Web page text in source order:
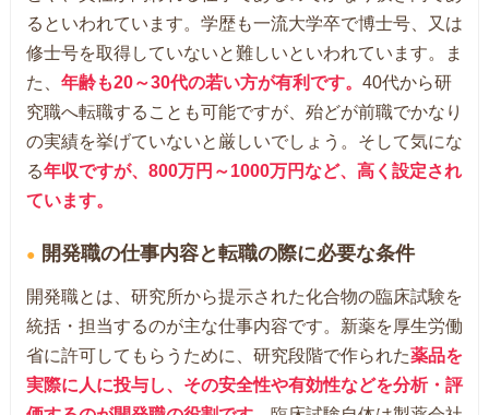
るといわれています。学歴も一流大学卒で博士号、又は
修士号を取得していないと難しいといわれています。ま
た、 年齢も20～30代の若い方が有利です。 40代から研
究職へ転職することも可能ですが、殆どが前職でかなり
の実績を挙げていないと厳しいでしょう。そして気にな
る年収ですが、800万円～1000万円など、高く設定され
ています。
開発職の仕事内容と転職の際に必要な条件
開発職とは、研究所から提示された化合物の臨床試験を
統括・担当するのが主な仕事内容です。新薬を厚生労働
省に許可してもらうために、研究段階で作られた薬品を
実際に人に投与し、その安全性や有効性などを分析・評